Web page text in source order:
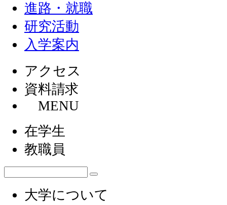
進路・就職
研究活動
入学案内
アクセス
資料請求
MENU
在学生
教職員
大学について